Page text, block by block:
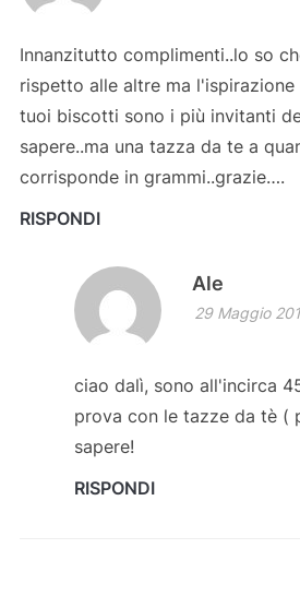
Innanzitutto complimenti..lo so
rispetto alle altre ma
tuoi biscotti sono i più invitanti
sapere..ma una tazza da te a
corrisponde in grammi..grazie….
RISPONDI
Ale
29 Maggio
ciao dalì, sono all'incirca
prova con le tazze da tè (
sapere!
RISPONDI